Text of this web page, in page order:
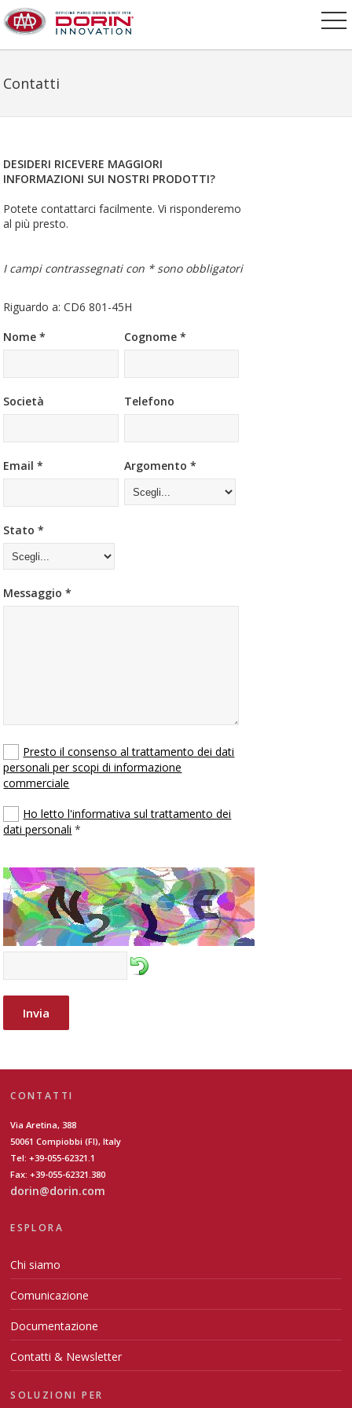
Contatti
DESIDERI RICEVERE MAGGIORI
INFORMAZIONI SUI NOSTRI PRODOTTI?
Potete contattarci facilmente. Vi risponderemo
al più presto.
I campi contrassegnati con * sono obbligatori
Riguardo a: CD6 801-45H
Nome *
Cognome *
Società Telefono
Email * Argomento *
Stato *
Messaggio *
Presto il consenso al trattamento dei dati
personali per scopi di informazione
commerciale
Ho letto l'informativa sul trattamento dei
dati personali *
Invia
CONTATTI
Via Aretina, 388
50061 Compiobbi (FI), Italy
Tel: +39-055-62321.1
Fax: +39-055-62321.380
dorin@dorin.com
ESPLORA
Chi siamo
Comunicazione
Documentazione
Contatti & Newsletter
SOLUZIONI PER